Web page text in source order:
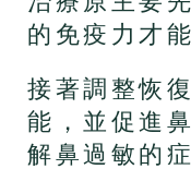
的免疫力才
接著調整恢
能，並促進
解鼻過敏的症